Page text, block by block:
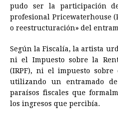
pudo ser la participación
profesional Pricewaterhouse
o reestructuración» del
Según la Fiscalía, la artista
ni el Impuesto sobre la
(IRPF), ni el impuesto
utilizando un entramado
paraísos fiscales que
los ingresos que percibía.